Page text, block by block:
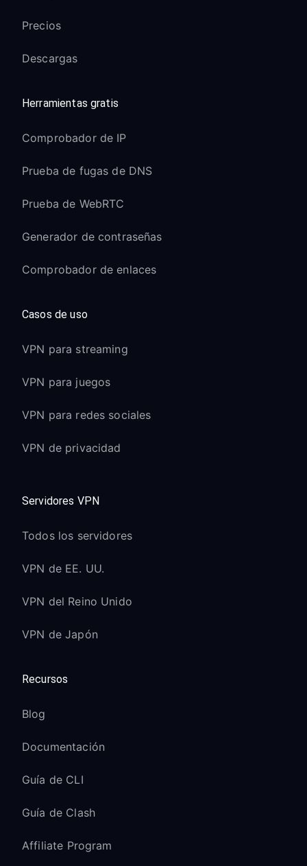
Precios
Descargas
Herramientas gratis
Comprobador de IP
Prueba de fugas de DNS
Prueba de WebRTC
Generador de contraseñas
Comprobador de enlaces
Casos de uso
VPN para streaming
VPN para juegos
VPN para redes sociales
VPN de privacidad
Servidores VPN
Todos los servidores
VPN de EE. UU.
VPN del Reino Unido
VPN de Japón
Recursos
Blog
Documentación
Guía de CLI
Guía de Clash
Affiliate Program